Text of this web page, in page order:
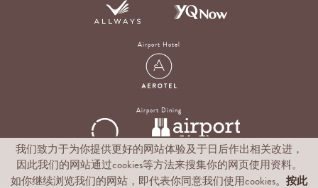
Airport Hotel
Airport Dining
Digital Experience & Rewards Platform
我们致力于为你提供更好的网站体验及于日后作出相关改进，
因此我们的网站通过cookies等方法来搜集你的网页使用资料。
如你继续浏览我们的网站，即代表你同意我们使用cookies。 按此